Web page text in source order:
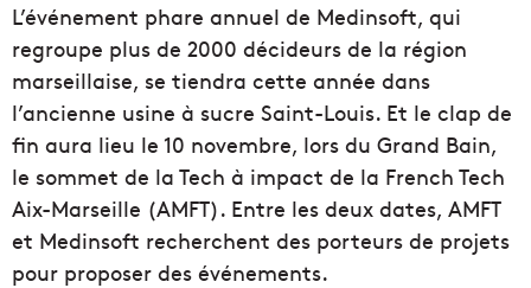
L’événement phare annuel de Medinsoft, qui
regroupe plus de 2000 décideurs de la région
marseillaise, se tiendra cette année dans
l’ancienne usine à sucre Saint-Louis. Et le clap de
fin aura lieu le 10 novembre, lors du Grand Bain,
le sommet de la Tech à impact de la French Tech
Aix-Marseille (AMFT). Entre les deux dates, AMFT
et Medinsoft recherchent des porteurs de projets
pour proposer des événements.